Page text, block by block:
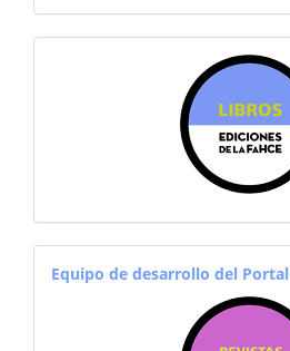
equiporevistas
Equipo de desarrollo del Portal